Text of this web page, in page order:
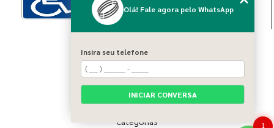
Home
Sobre nós
Blog
Serviços
Categorias
1
Olá! Fale agora pelo WhatsApp
Insira seu telefone
INICIAR CONVERSA